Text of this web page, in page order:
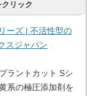
リック
ーズ | 不活性型の
スジャパン
ラントカット Sシ
系の極圧添加剤を